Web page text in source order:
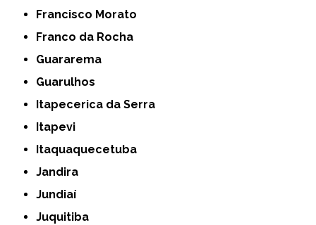
Francisco Morato
Franco da Rocha
Guararema
Guarulhos
Itapecerica da Serra
Itapevi
Itaquaquecetuba
Jandira
Jundiaí
Juquitiba